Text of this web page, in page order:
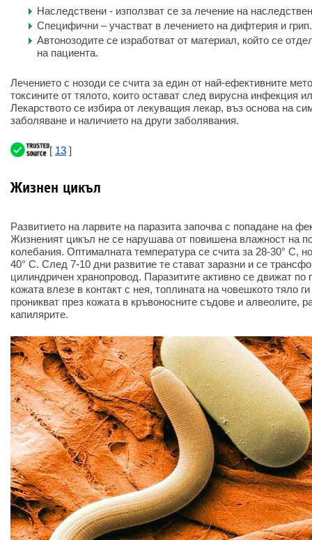
Наследствени - използват се за лечение на
Специфични – участват в лечението на дифтерия и грип.
Автонозодите се изработват от материал, който се
на пациента.
Лечението с нозоди се счита за един от най-ефективните
токсините от тялото, които остават след вирусна инфекция
Лекарството се избира от лекуващия лекар, въз основа на
заболяване и наличието на други заболявания.
[ 13 ]
Жизнен цикъл
Развитието на ларвите на паразита започва с попадане на
Жизненият цикъл не се нарушава от повишена влажност на
колебания. Оптималната температура се счита за 28-30° C,
40° C. След 7-10 дни развитие те стават заразни и се
цилиндричен хранопровод. Паразитите активно се движат по
кожата влезе в контакт с нея, топлината на човешкото тяло
проникват през кожата в кръвоносните съдове и алвеолите,
капилярите.